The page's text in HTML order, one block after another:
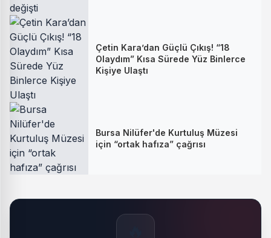
Çetin Kara’dan Güçlü Çıkış! “18
Olaydım” Kısa Sürede Yüz Binlerce
Kişiye Ulaştı
Bursa Nilüfer'de Kurtuluş Müzesi
için “ortak hafıza” çağrısı